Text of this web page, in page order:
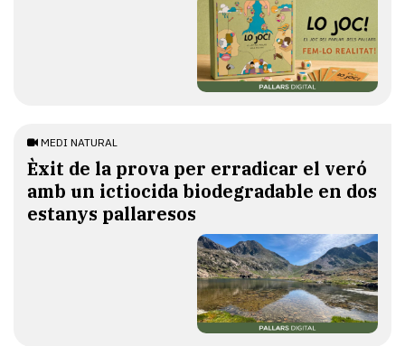
MEDI NATURAL
Èxit de la prova per erradicar el veró
amb un ictiocida biodegradable en dos
estanys pallaresos